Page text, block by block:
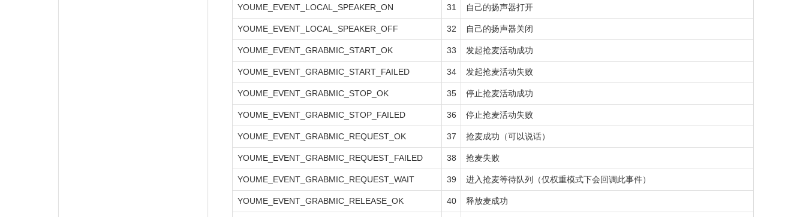
YOUME_EVENT_LOCAL_SPEAKER_ON 31 自己的扬声器打开
YOUME_EVENT_LOCAL_SPEAKER_OFF 32 自己的扬声器关闭
YOUME_EVENT_GRABMIC_START_OK 33 发起抢麦活动成功
YOUME_EVENT_GRABMIC_START_FAILED 34 发起抢麦活动失败
YOUME_EVENT_GRABMIC_STOP_OK 35 停止抢麦活动成功
YOUME_EVENT_GRABMIC_STOP_FAILED 36 停止抢麦活动失败
YOUME_EVENT_GRABMIC_REQUEST_OK 37 抢麦成功（可以说话）
YOUME_EVENT_GRABMIC_REQUEST_FAILED 38 抢麦失败
YOUME_EVENT_GRABMIC_REQUEST_WAIT 39 进入抢麦等待队列（仅权重模式下会回调此事件）
YOUME_EVENT_GRABMIC_RELEASE_OK 40 释放麦成功